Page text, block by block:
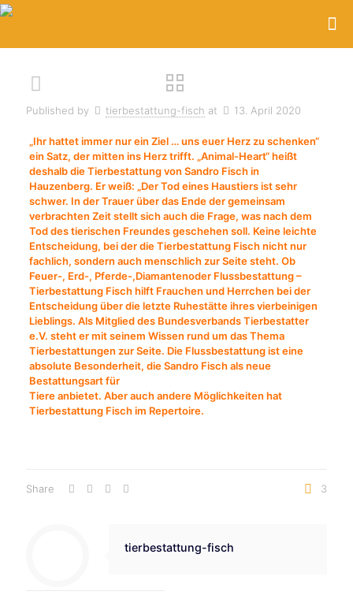
Published by tierbestattung-fisch at 13. April 2020
„Ihr hattet immer nur ein Ziel … uns euer Herz zu schenken“
ein Satz, der mitten ins Herz trifft. „Animal-Heart“ heißt
deshalb die Tierbestattung von Sandro Fisch in
Hauzenberg. Er weiß: „Der Tod eines Haustiers ist sehr
schwer. In der Trauer über das Ende der gemeinsam
verbrachten Zeit stellt sich auch die Frage, was nach dem
Tod des tierischen Freundes geschehen soll. Keine leichte
Entscheidung, bei der die Tierbestattung Fisch nicht nur
fachlich, sondern auch menschlich zur Seite steht. Ob
Feuer-, Erd-, Pferde-,Diamantenoder Flussbestattung –
Tierbestattung Fisch hilft Frauchen und Herrchen bei der
Entscheidung über die letzte Ruhestätte ihres vierbeinigen
Lieblings. Als Mitglied des Bundesverbands Tierbestatter
e.V. steht er mit seinem Wissen rund um das Thema
Tierbestattungen zur Seite. Die Flussbestattung ist eine
absolute Besonderheit, die Sandro Fisch als neue
Bestattungsart für
Tiere anbietet. Aber auch andere Möglichkeiten hat
Tierbestattung Fisch im Repertoire.
Share 3
tierbestattung-fisch